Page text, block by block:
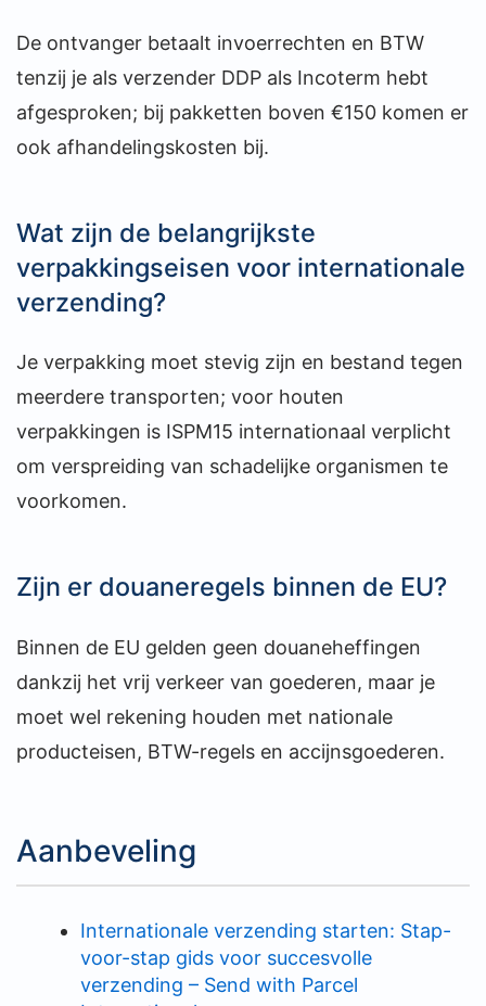
De ontvanger betaalt invoerrechten en BTW
tenzij je als verzender DDP als Incoterm hebt
afgesproken; bij pakketten boven €150 komen er
ook afhandelingskosten bij.
Wat zijn de belangrijkste
verpakkingseisen voor internationale
verzending?
Je verpakking moet stevig zijn en bestand tegen
meerdere transporten; voor houten
verpakkingen is ISPM15 internationaal verplicht
om verspreiding van schadelijke organismen te
voorkomen.
Zijn er douaneregels binnen de EU?
Binnen de EU gelden geen douaneheffingen
dankzij het vrij verkeer van goederen, maar je
moet wel rekening houden met nationale
producteisen, BTW-regels en accijnsgoederen.
Aanbeveling
Internationale verzending starten: Stap-
voor-stap gids voor succesvolle
verzending – Send with Parcel